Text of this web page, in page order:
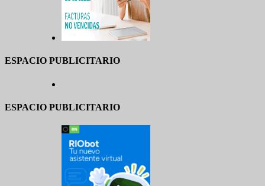
ESPACIO PUBLICITARIO
ESPACIO PUBLICITARIO